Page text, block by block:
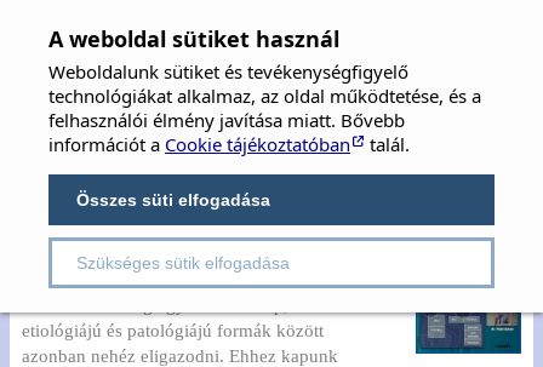
MFOE
MAGYAR FÜL-, ORR-, GÉGE ÉS FEJ-,
NYAKSEBÉSZ ORVOSOK EGYESÜLETE
Hungarian Society of Oto-Rhino-Laryngology,
Head & Neck Surgery
Rhinitisek
etiológiájú és patológiájú formák között
azonban nehéz eligazodni. Ehhez kapunk
A weboldal sütiket használ
Weboldalunk sütiket és tevékenységfigyelő
technológiákat alkalmaz, az oldal működtetése, és a
felhasználói élmény javítása miatt. Bővebb
információt a Cookie tájékoztatóban talál.
Összes süti elfogadása
Szükséges sütik elfogadása